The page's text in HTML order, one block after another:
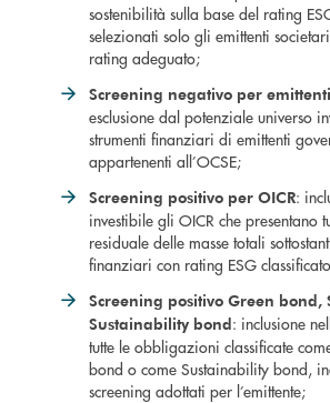
sostenibilità sulla base del rating
selezionati solo gli emittenti
rating adeguato;
Screening negativo per
esclusione dal potenziale universo
strumenti finanziari di emittenti
appartenenti all’OCSE;
Screening positivo per OICR:
investibile gli OICR che presentano
residuale delle masse totali
finanziari con rating ESG
Screening positivo Green bond,
Sustainability bond: inclusione
tutte le obbligazioni classificate
bond o come Sustainability bond,
screening adottati per l’emittente;